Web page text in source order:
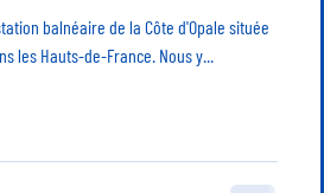
balnéaire de la Côte d'Opale située
les Hauts-de-France. Nous y...